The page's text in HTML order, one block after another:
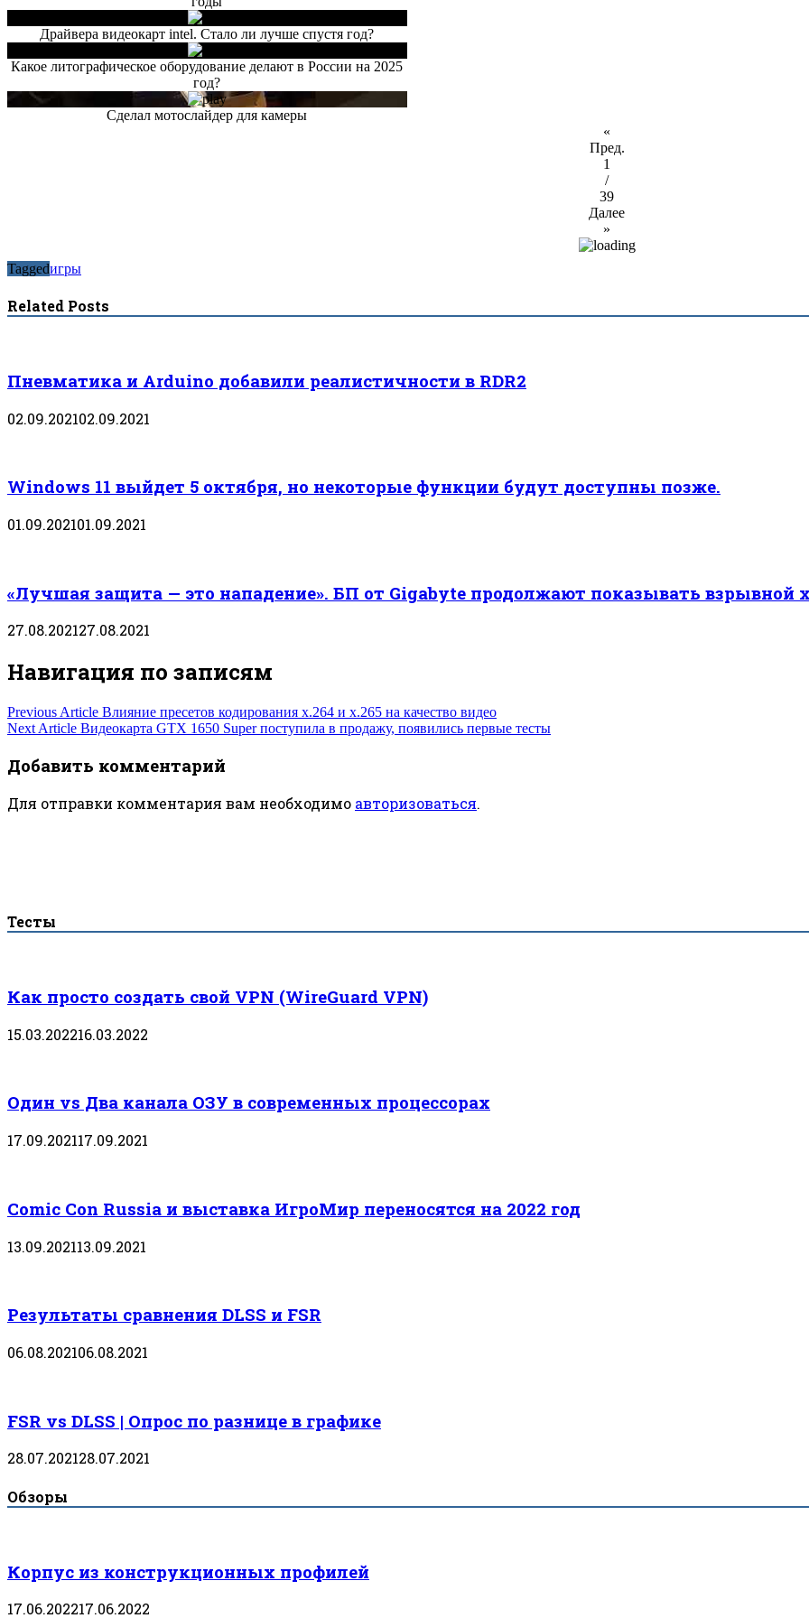
Драйвера видеокарт intel. Стало ли лучше спустя год?
Какое литографическое оборудование делают в России на 2025
год?
Сделал мотослайдер для камеры
«
Пред.
1
/
39
Далее
»
Taggedигры
Related Posts
Пневматика и Arduino добавили реалистичности в RDR2
02.09.202102.09.2021
Windows 11 выйдет 5 октября, но некоторые функции будут доступны позже.
01.09.202101.09.2021
«Лучшая защита — это нападение». БП от Gigabyte продолжают показывать взрывной
27.08.202127.08.2021
Навигация по записям
Previous Article Влияние пресетов кодирования x.264 и x.265 на качество видео
Next Article Видеокарта GTX 1650 Super поступила в продажу, появились первые тесты
Добавить комментарий
Для отправки комментария вам необходимо авторизоваться.
Тесты
Как просто создать свой VPN (WireGuard VPN)
15.03.202216.03.2022
Один vs Два канала ОЗУ в современных процессорах
17.09.202117.09.2021
Comic Con Russia и выставка ИгроМир переносятся на 2022 год
13.09.202113.09.2021
Результаты сравнения DLSS и FSR
06.08.202106.08.2021
FSR vs DLSS | Опрос по разнице в графике
28.07.202128.07.2021
Обзоры
Корпус из конструкционных профилей
17.06.202217.06.2022